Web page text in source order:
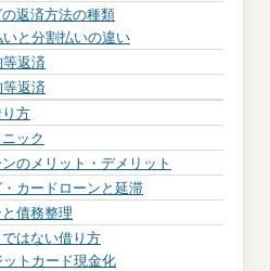
返済方法の種類
いと分割払いの違い
返済
返済
方
ック
のメリット・デメリット
カードローンと延滞
債務整理
はない借り方
ットカード現金化